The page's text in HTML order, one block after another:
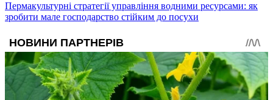
Пермакультурні стратегії управління водними ресурсами: як
зробити мале господарство стійким до посухи